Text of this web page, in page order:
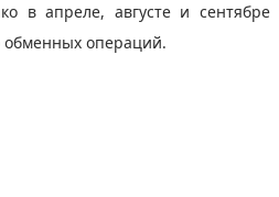
в апреле, августе и сентябре
обменных операций.